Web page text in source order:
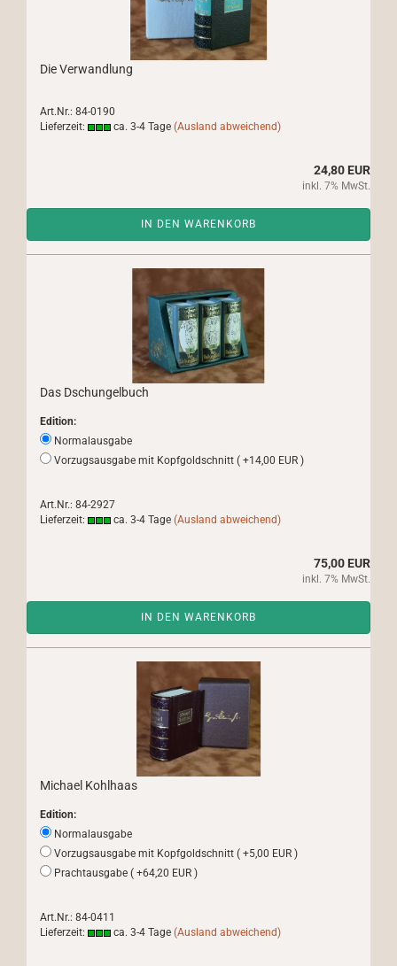
Die Verwandlung
Art.Nr.: 84-0190
Lieferzeit:
ca. 3-4 Tage (Ausland abweichend)
24,80 EUR
inkl. 7% MwSt.
IN DEN WARENKORB
Das Dschungelbuch
Edition:
Normalausgabe
Vorzugsausgabe mit Kopfgoldschnitt ( +14,00 EUR )
Art.Nr.: 84-2927
Lieferzeit:
ca. 3-4 Tage (Ausland abweichend)
75,00 EUR
inkl. 7% MwSt.
IN DEN WARENKORB
Michael Kohlhaas
Edition:
Normalausgabe
Vorzugsausgabe mit Kopfgoldschnitt ( +5,00 EUR )
Prachtausgabe ( +64,20 EUR )
Art.Nr.: 84-0411
Lieferzeit:
ca. 3-4 Tage (Ausland abweichend)